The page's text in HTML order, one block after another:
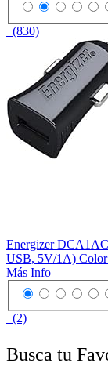
(830)
Energizer
USB, 5V/1A)
Más Info
(2)
Busca tu